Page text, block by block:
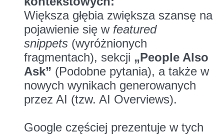
Większa głębia zwiększa szansę na
pojawienie się w featured
snippets (wyróżnionych
fragmentach), sekcji „People Also
Ask” (Podobne pytania), a także w
nowych wynikach generowanych
przez AI (tzw. AI Overviews).
Google częściej prezentuje w tych